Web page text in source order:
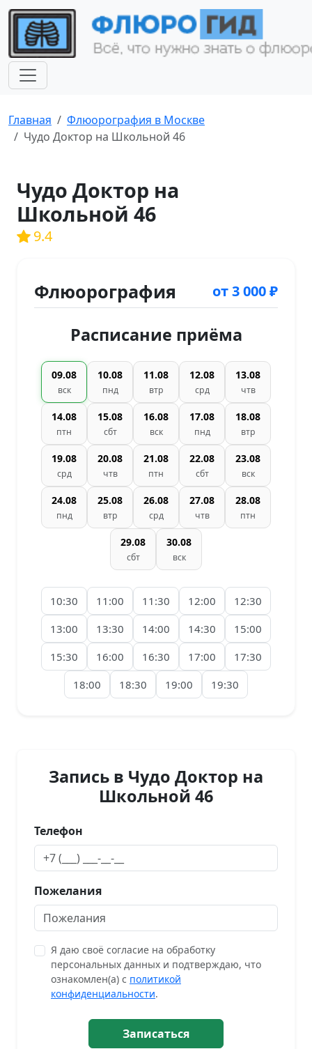
Главная
Флюорография в Москве
Чудо Доктор на Школьной 46
Чудо Доктор на
Школьной 46
9.4
Флюорография от 3 000 ₽
Расписание приёма
09.08
вск
10.08
пнд
11.08
втр
12.08
срд
13.08
чтв
14.08
птн
15.08
сбт
16.08
вск
17.08
пнд
18.08
втр
19.08
срд
20.08
чтв
21.08
птн
22.08
сбт
23.08
вск
24.08
пнд
25.08
втр
26.08
срд
27.08
чтв
28.08
птн
29.08
сбт
30.08
вск
10:30 11:00 11:30 12:00
12:30
13:00
13:30 14:00 14:30
15:00
15:30
16:00 16:30 17:00
17:30
18:00
18:30 19:00 19:30
Запись в Чудо Доктор на
Школьной 46
Телефон
Пожелания
Я даю своё согласие на обработку
персональных данных и подтверждаю, что
ознакомлен(а) с политикой
конфиденциальности.
Записаться